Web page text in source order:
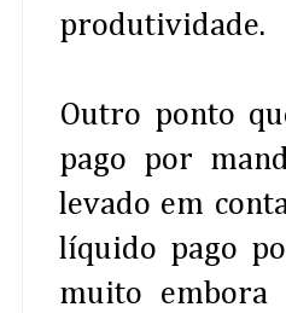
produtividade.
Outro ponto
pago por
levado em
líquido pago
muito embora